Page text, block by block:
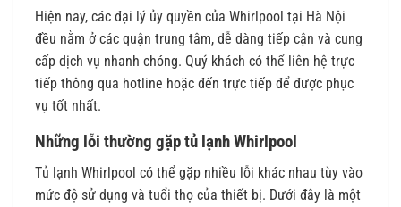
Hiện nay, các đại lý ủy quyền của Whirlpool tại Hà Nội
đều nằm ở các quận trung tâm, dễ dàng tiếp cận và cung
cấp dịch vụ nhanh chóng. Quý khách có thể liên hệ trực
tiếp thông qua hotline hoặc đến trực tiếp để được phục
vụ tốt nhất.
Những lỗi thường gặp tủ lạnh Whirlpool
Tủ lạnh Whirlpool có thể gặp nhiều lỗi khác nhau tùy vào
mức độ sử dụng và tuổi thọ của thiết bị. Dưới đây là một